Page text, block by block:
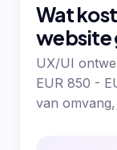
Wat
website
UX/UI
EUR 850 -
van